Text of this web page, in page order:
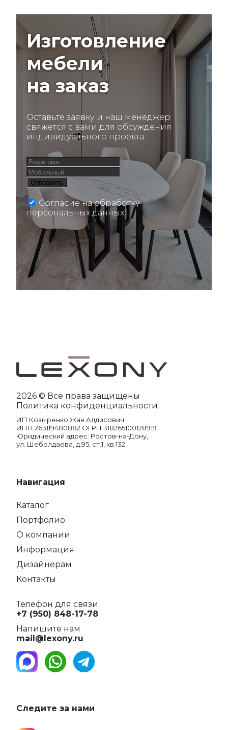
Изготовление
мебели
на заказ
Оставьте заявку и наш менеджер
свяжется с вами для обсуждения
индивидуального проекта
Согласие на обработку
персональных данных
2026 © Все права защищены
Политика конфиденциальности
ИП Козыренко Жан Алдисович
ИНН 263119480882 ОГРН 318265100128919
Юридический адрес: Ростов-на-Дону,
ул. Шеболдаева, д.95, ст.1, кв.132
Навигация
Каталог
Портфолио
О компании
Информация
Дизайнерам
Контакты
Телефон для связи
+7 (950) 848-17-78
Напишите нам
mail@lexony.ru
Следите за нами